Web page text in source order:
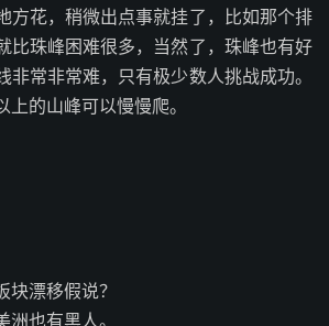
方花，稍微出点事就挂了，比如那个排
比珠峰困难很多，当然了，珠峰也有好
非常非常难，只有极少数人挑战成功。
的山峰可以慢慢爬。
块漂移假说？
也有黑人。